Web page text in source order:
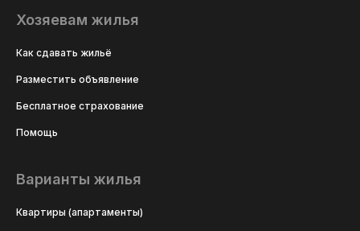
Хозяевам жилья
Как сдавать жильё
Разместить объявление
Бесплатное страхование
Помощь
Варианты жилья
Квартиры (апартаменты)